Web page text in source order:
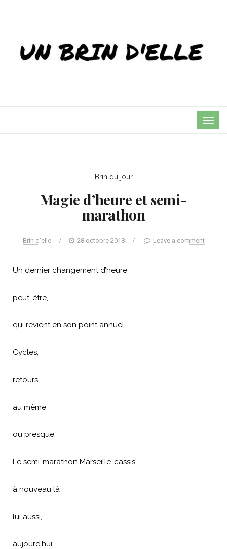
Brin du jour
Magie d’heure et semi-
marathon
Brin d'elle / 28 octobre 2018 / Leave a comment
Un dernier changement d’heure
peut-être,
qui revient en son point annuel.
Cycles,
retours
au même
ou presque.
Le semi-marathon Marseille-cassis
à nouveau là
lui aussi,
aujourd’hui.